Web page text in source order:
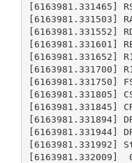
[6163981.331465]
[6163981.331503]
[6163981.331552]
[6163981.331601]
[6163981.331652]
[6163981.331700]
[6163981.331750]
[6163981.331805]
[6163981.331845]
[6163981.331894]
[6163981.331944]
[6163981.331992]
[6163981.332009]